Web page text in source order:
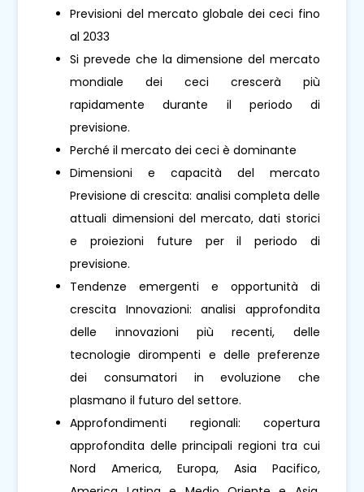
Previsioni del mercato globale dei ceci fino
al 2033
Si prevede che la dimensione del mercato
mondiale dei ceci crescerà più
rapidamente durante il periodo di
previsione.
Perché il mercato dei ceci è dominante
Dimensioni e capacità del mercato
Previsione di crescita: analisi completa delle
attuali dimensioni del mercato, dati storici
e proiezioni future per il periodo di
previsione.
Tendenze emergenti e opportunità di
crescita Innovazioni: analisi approfondita
delle innovazioni più recenti, delle
tecnologie dirompenti e delle preferenze
dei consumatori in evoluzione che
plasmano il futuro del settore.
Approfondimenti regionali: copertura
approfondita delle principali regioni tra cui
Nord America, Europa, Asia Pacifico,